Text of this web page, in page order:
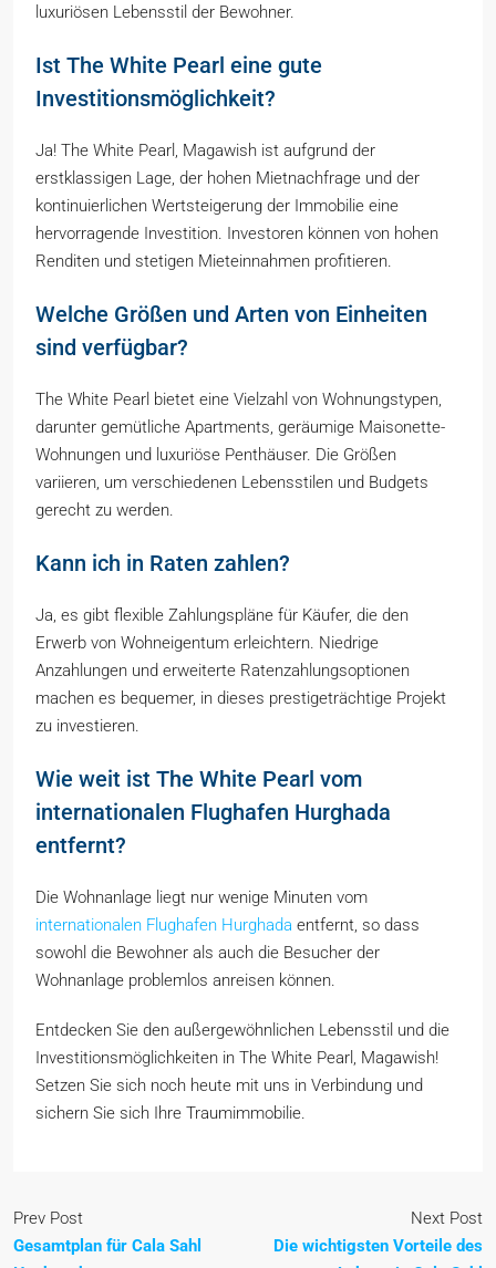
luxuriösen Lebensstil der Bewohner.
Ist The White Pearl eine gute
Investitionsmöglichkeit?
Ja! The White Pearl, Magawish ist aufgrund der
erstklassigen Lage, der hohen Mietnachfrage und der
kontinuierlichen Wertsteigerung der Immobilie eine
hervorragende Investition. Investoren können von hohen
Renditen und stetigen Mieteinnahmen profitieren.
Welche Größen und Arten von Einheiten
sind verfügbar?
The White Pearl bietet eine Vielzahl von Wohnungstypen,
darunter gemütliche Apartments, geräumige Maisonette-
Wohnungen und luxuriöse Penthäuser. Die Größen
variieren, um verschiedenen Lebensstilen und Budgets
gerecht zu werden.
Kann ich in Raten zahlen?
Ja, es gibt flexible Zahlungspläne für Käufer, die den
Erwerb von Wohneigentum erleichtern. Niedrige
Anzahlungen und erweiterte Ratenzahlungsoptionen
machen es bequemer, in dieses prestigeträchtige Projekt
zu investieren.
Wie weit ist The White Pearl vom
internationalen Flughafen Hurghada
entfernt?
Die Wohnanlage liegt nur wenige Minuten vom
internationalen Flughafen Hurghada entfernt, so dass
sowohl die Bewohner als auch die Besucher der
Wohnanlage problemlos anreisen können.
Entdecken Sie den außergewöhnlichen Lebensstil und die
Investitionsmöglichkeiten in The White Pearl, Magawish!
Setzen Sie sich noch heute mit uns in Verbindung und
sichern Sie sich Ihre Traumimmobilie.
Prev Post
Gesamtplan für Cala Sahl
Next Post
Die wichtigsten Vorteile des